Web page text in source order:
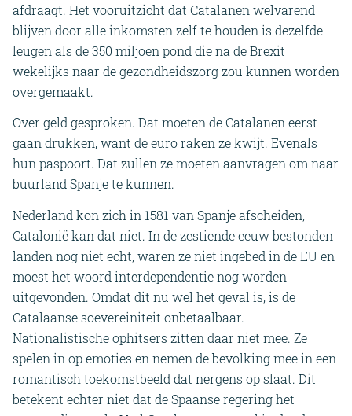
afdraagt. Het vooruitzicht dat Catalanen welvarend
blijven door alle inkomsten zelf te houden is dezelfde
leugen als de 350 miljoen pond die na de Brexit
wekelijks naar de gezondheidszorg zou kunnen worden
overgemaakt.
Over geld gesproken. Dat moeten de Catalanen eerst
gaan drukken, want de euro raken ze kwijt. Evenals
hun paspoort. Dat zullen ze moeten aanvragen om naar
buurland Spanje te kunnen.
Nederland kon zich in 1581 van Spanje afscheiden,
Catalonië kan dat niet. In de zestiende eeuw bestonden
landen nog niet echt, waren ze niet ingebed in de EU en
moest het woord interdependentie nog worden
uitgevonden. Omdat dit nu wel het geval is, is de
Catalaanse soevereiniteit onbetaalbaar.
Nationalistische ophitsers zitten daar niet mee. Ze
spelen in op emoties en nemen de bevolking mee in een
romantisch toekomstbeeld dat nergens op slaat. Dit
betekent echter niet dat de Spaanse regering het